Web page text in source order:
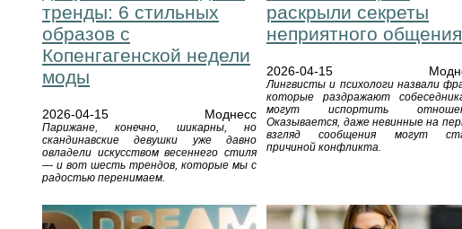
тренды: 6 стильных
образов с
Копенгагенской недели
моды
2026-04-15 Моднесс
Парижане, конечно, шикарны, но
скандинавские девушки уже давно
овладели искусством весеннего стиля
— и вот шесть трендов, которые мы с
радостью перенимаем.
раскрыли секреты
неприятного общения
2026-04-15
Лингвисты и психологи назвали
которые раздражают
могут испортить
Оказывается, даже невинные на
взгляд сообщения могут
причиной конфликта.